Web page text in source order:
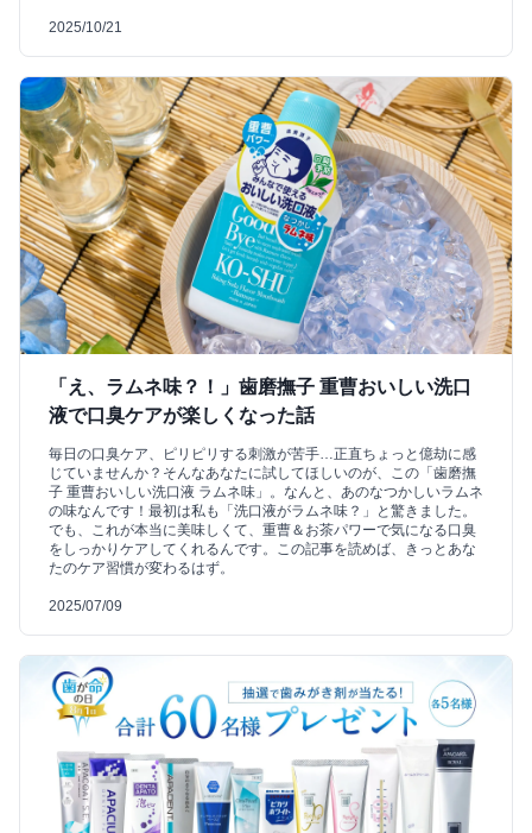
2025/10/21
「え、ラムネ味？！」歯磨撫子 重曹おいしい洗口
液で口臭ケアが楽しくなった話
毎日の口臭ケア、ピリピリする刺激が苦手…正直ちょっと億劫に感
じていませんか？そんなあなたに試してほしいのが、この「歯磨撫
子 重曹おいしい洗口液 ラムネ味」。なんと、あのなつかしいラムネ
の味なんです！最初は私も「洗口液がラムネ味？」と驚きました。
でも、これが本当に美味しくて、重曹＆お茶パワーで気になる口臭
をしっかりケアしてくれるんです。この記事を読めば、きっとあな
たのケア習慣が変わるはず。
2025/07/09